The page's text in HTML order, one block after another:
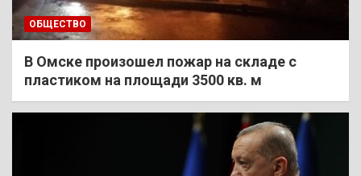
ОБЩЕСТВО
В Омске произошел пожар на складе с
пластиком на площади 3500 кв. м